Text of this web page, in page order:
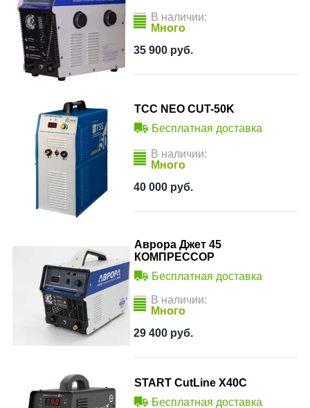
В наличии:
Много
35 900 руб.
ТСС NEO CUT-50K
Бесплатная доставка
В наличии:
Много
40 000 руб.
Аврора Джет 45
КОМПРЕССОР
Бесплатная доставка
В наличии:
Много
29 400 руб.
START CutLine X40C
Бесплатная доставка